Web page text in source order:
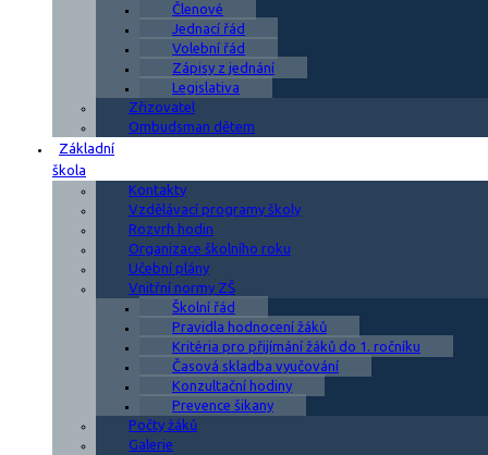
Členové
Jednací řád
Volební řád
Zápisy z jednání
Legislativa
Zřizovatel
Ombudsman dětem
Základní
škola
Kontakty
Vzdělávací programy školy
Rozvrh hodin
Organizace školního roku
Učební plány
Vnitřní normy ZŠ
Školní řád
Pravidla hodnocení žáků
Kritéria pro přijímání žáků do 1. ročníku
Časová skladba vyučování
Konzultační hodiny
Prevence šikany
Počty žáků
Galerie